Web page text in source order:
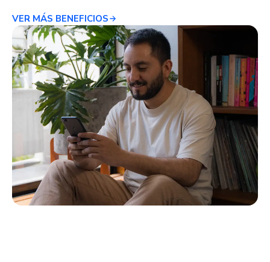
VER MÁS BENEFICIOS